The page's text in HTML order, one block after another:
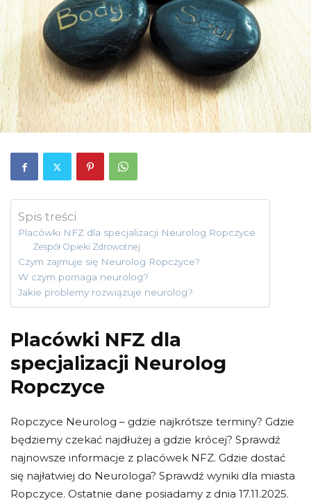
Spis treści
Placówki NFZ dla specjalizacji Neurolog Ropczyce
Zespół Opieki Zdrowotnej
Czym zajmuje się Neurolog Ropczyce?
W czym pomaga neurolog?
Jakie problemy rozwiązuje neurolog?
Placówki NFZ dla
specjalizacji Neurolog
Ropczyce
Ropczyce Neurolog – gdzie najkrótsze terminy? Gdzie
będziemy czekać najdłużej a gdzie krócej? Sprawdź
najnowsze informacje z placówek NFZ. Gdzie dostać
się najłatwiej do Neurologa? Sprawdź wyniki dla miasta
Ropczyce. Ostatnie dane posiadamy z dnia 17.11.2025.